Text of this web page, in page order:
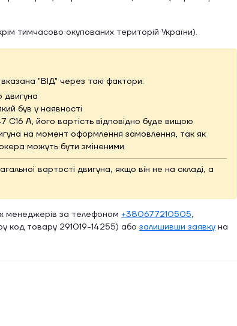
тимчасово окупованих територій України).
"ВІД" через такі фактори:
двигуна
був у наявності
C16 A, його вартість відповідно буде вищою
на момент оформлення замовлення, так як
можуть бути зміненими
вартості двигуна, якщо він не на складі, а
менеджерів за телефоном +380677210505,
код товару 291019-14255) або залишивши заявку на